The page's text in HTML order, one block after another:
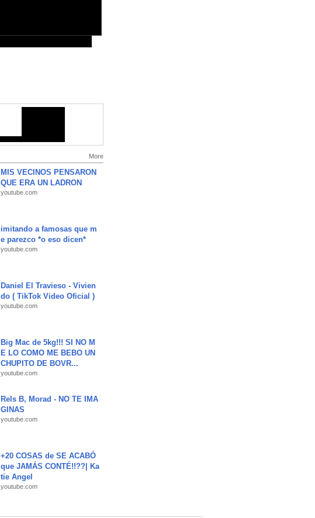
More
MIS VECINOS PENSARON
QUE ERA UN LADRON
youtube.com
imitando a famosas que m
e parezco *o eso dicen*
youtube.com
Daniel El Travieso - Vivien
do ( TikTok Video Oficial )
youtube.com
Big Mac de 5kg!!! SI NO M
E LO COMO ME BEBO UN
CHUPITO DE BOVR...
youtube.com
Rels B, Morad - NO TE IMA
GINAS
youtube.com
+20 COSAS de SE ACABÓ
que JAMÁS CONTÉ!!??| Ka
tie Angel
youtube.com